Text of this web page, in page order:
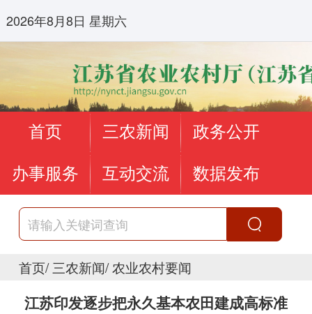
2026年8月8日 星期六
首页 三农新闻 政务公开
办事服务 互动交流 数据发布
首页/三农新闻/农业农村要闻
江苏印发逐步把永久基本农田建成高标准